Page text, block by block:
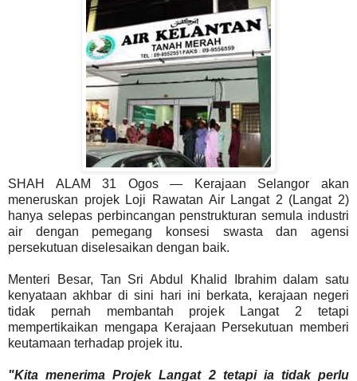
SHAH ALAM 31 Ogos — Kerajaan Selangor akan
meneruskan projek Loji Rawatan Air Langat 2 (Langat 2)
hanya selepas perbincangan penstrukturan semula industri
air dengan pemegang konsesi swasta dan agensi
persekutuan diselesaikan dengan baik.
Menteri Besar, Tan Sri Abdul Khalid Ibrahim dalam satu
kenyataan akhbar di sini hari ini berkata, kerajaan negeri
tidak pernah membantah projek Langat 2 tetapi
mempertikaikan mengapa Kerajaan Persekutuan memberi
keutamaan terhadap projek itu.
"Kita menerima Projek Langat 2 tetapi ia tidak perlu